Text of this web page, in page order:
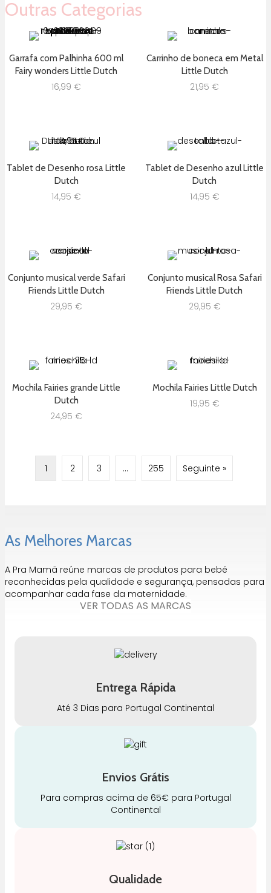
Outras Categorias
Garrafa com Palhinha 600 ml
Fairy wonders Little Dutch
16,99 €
Carrinho de boneca em Metal
Little Dutch
21,95 €
Tablet de Desenho rosa Little
Dutch
14,95 €
Tablet de Desenho azul Little
Dutch
14,95 €
Conjunto musical verde Safari
Friends Little Dutch
29,95 €
Conjunto musical Rosa Safari
Friends Little Dutch
29,95 €
Mochila Fairies grande Little
Dutch
24,95 €
Mochila Fairies Little Dutch
19,95 €
1 2 3 … 255 Seguinte »
As Melhores Marcas
A Pra Mamã reúne marcas de produtos para bebé
reconhecidas pela qualidade e segurança, pensadas para
acompanhar cada fase da maternidade.
VER TODAS AS MARCAS
Entrega Rápida
Até 3 Dias para Portugal Continental
Envios Grátis
Para compras acima de 65€ para Portugal
Continental
Qualidade